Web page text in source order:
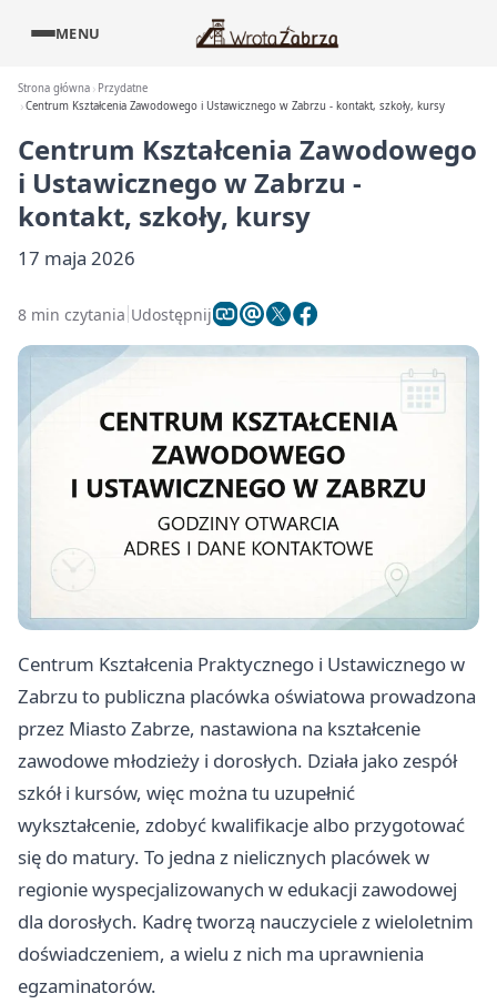
MENU
Strona główna
Przydatne
Centrum Kształcenia Zawodowego i Ustawicznego w Zabrzu - kontakt, szkoły, kursy
Centrum Kształcenia Zawodowego
i Ustawicznego w Zabrzu -
kontakt, szkoły, kursy
17 maja 2026
8 min czytania Udostępnij
Centrum Kształcenia Praktycznego i Ustawicznego w
Zabrzu to publiczna placówka oświatowa prowadzona
przez Miasto Zabrze, nastawiona na kształcenie
zawodowe młodzieży i dorosłych. Działa jako zespół
szkół i kursów, więc można tu uzupełnić
wykształcenie, zdobyć kwalifikacje albo przygotować
się do matury. To jedna z nielicznych placówek w
regionie wyspecjalizowanych w edukacji zawodowej
dla dorosłych. Kadrę tworzą nauczyciele z wieloletnim
doświadczeniem, a wielu z nich ma uprawnienia
egzaminatorów.